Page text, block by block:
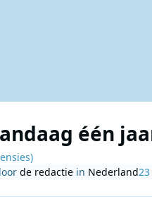
één
de redactiein Nederland